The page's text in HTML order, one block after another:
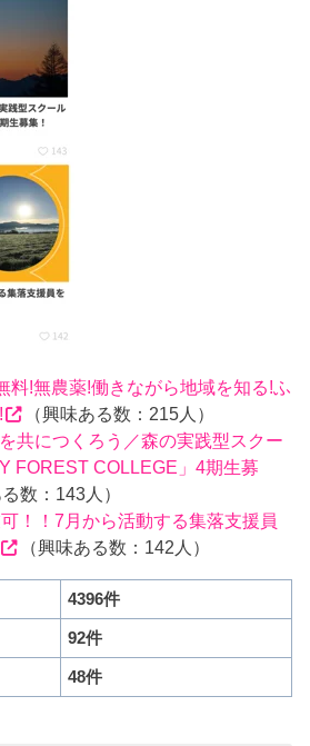
料!無農薬!働きながら地域を知る!ふ
（興味ある数：215人）
共につくろう／森の実践型スクー
FOREST COLLEGE」4期生募
る数：143人）
！！7月から活動する集落支援員
（興味ある数：142人）
4396件
92件
48件